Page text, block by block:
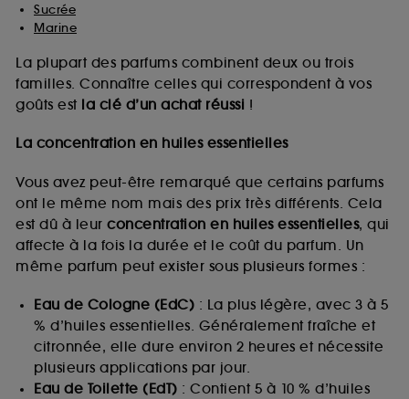
Sucrée
Marine
La plupart des parfums combinent deux ou trois
familles. Connaître celles qui correspondent à vos
goûts est la clé d’un achat réussi !
La concentration en huiles essentielles
Vous avez peut-être remarqué que certains parfums
ont le même nom mais des prix très différents. Cela
est dû à leur concentration en huiles essentielles, qui
affecte à la fois la durée et le coût du parfum. Un
même parfum peut exister sous plusieurs formes :
Eau de Cologne (EdC) : La plus légère, avec 3 à 5
% d’huiles essentielles. Généralement fraîche et
citronnée, elle dure environ 2 heures et nécessite
plusieurs applications par jour.
Eau de Toilette (EdT) : Contient 5 à 10 % d’huiles